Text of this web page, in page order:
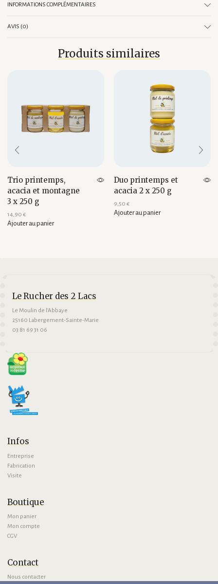
INFORMATIONS COMPLÉMENTAIRES
AVIS (0)
Produits similaires
Trio printemps,
acacia et montagne
3 x 250 g
14,90 €
Ajouter au panier
Duo printemps et
acacia 2 x 250 g
9,50 €
Ajouter au panier
Le Rucher des 2 Lacs
Le Moulin de l’Abbaye
25160 Labergement-Sainte-Marie
03 81 69 31 06
Infos
Entreprise
Fabrication
Visite
Boutique
Mon panier
Mon compte
CGV
Contact
Nous contacter